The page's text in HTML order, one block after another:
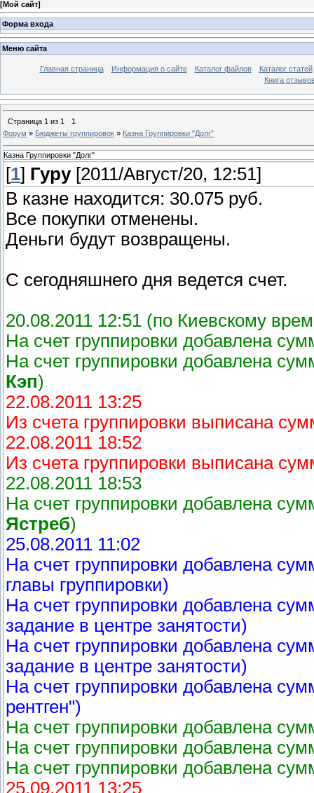
[Мой сайт]
Форма входа
Меню сайта
Главная страница Информация о сайте Каталог файлов
Каталог статей
Книга
Страница 1 из 1
1
Форум » Бюджеты группировок » Казна Группировки "Долг"
Казна Группировки "Долг"
[1] Гуру[2011/Август/20, 12:51]
В казне находится: 30.075 руб.
Все покупки отменены.
Деньги будут возвращены.
С сегодняшнего дня ведется счет.
20.08.2011 12:51 (по Киевскому
На счет группировки добавлена
На счет группировки добавлена
Кэп)
22.08.2011 13:25
Из счета группировки выписана
22.08.2011 18:52
Из счета группировки выписана
22.08.2011 18:53
На счет группировки добавлена
Ястреб)
25.08.2011 11:02
На счет группировки добавлена
главы группировки)
На счет группировки добавлена
задание в центре занятости)
На счет группировки добавлена
задание в центре занятости)
На счет группировки добавлена
рентген")
На счет группировки добавлена
На счет группировки добавлена
На счет группировки добавлена
25.09.2011 13:25